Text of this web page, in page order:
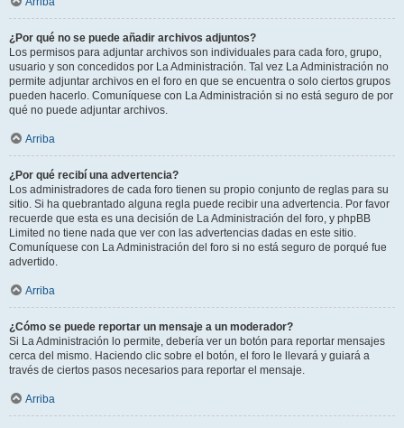
¿Por qué no se puede añadir archivos adjuntos?
Los permisos para adjuntar archivos son individuales para cada foro, grupo,
usuario y son concedidos por La Administración. Tal vez La Administración no
permite adjuntar archivos en el foro en que se encuentra o solo ciertos grupos
pueden hacerlo. Comuníquese con La Administración si no está seguro de por
qué no puede adjuntar archivos.
Arriba
¿Por qué recibí una advertencia?
Los administradores de cada foro tienen su propio conjunto de reglas para su
sitio. Si ha quebrantado alguna regla puede recibir una advertencia. Por favor
recuerde que esta es una decisión de La Administración del foro, y phpBB
Limited no tiene nada que ver con las advertencias dadas en este sitio.
Comuníquese con La Administración del foro si no está seguro de porqué fue
advertido.
Arriba
¿Cómo se puede reportar un mensaje a un moderador?
Si La Administración lo permite, debería ver un botón para reportar mensajes
cerca del mismo. Haciendo clic sobre el botón, el foro le llevará y guiará a
través de ciertos pasos necesarios para reportar el mensaje.
Arriba